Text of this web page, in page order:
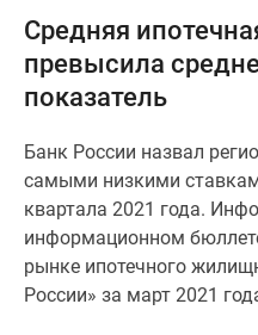
новостройки
Новостройки
карте
предложения
Коммерческие
помещения
Продавцы
застройщики
Средняя
превысила
показатель
Банк России назвал
самыми низкими
квартала 2021 года.
информационном
рынке ипотечного
России» за март 2021